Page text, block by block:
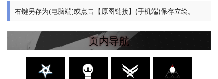
右键另存为(电脑端)或点击【原图链接】(手机端)保存立绘。
页内导航